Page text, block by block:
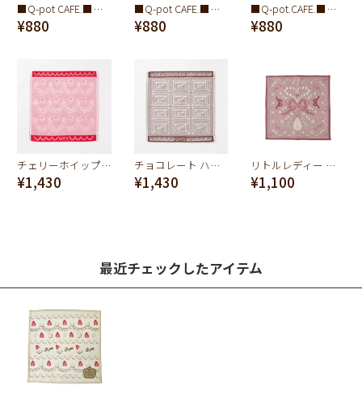
■Q-pot CAFE.■チョコレートルーム ミニタオル
¥880
■Q-pot CAFE.■サクラルーム ミニタオル
¥880
■Q-pot.CAFE.■ホイップクリーム ミニタオル
¥880
チェリーホイップ ハンドタオル
¥1,430
チョコレート ハンドタオル
¥1,430
リトルレディー タオル
¥1,100
最近チェックしたアイテム